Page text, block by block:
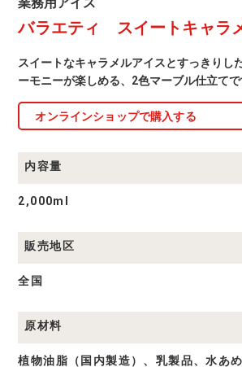
用
ス
商
一
業務用アイス
バラエティ スイートキャラ
スイートなキャラメルアイスとすっきりし
ーモニーが楽しめる、2色マーブル仕立てで
オンラインショップで購入する
内容量
2,000ml
販売地区
全国
原材料
植物油脂（国内製造）、乳製品、水あ